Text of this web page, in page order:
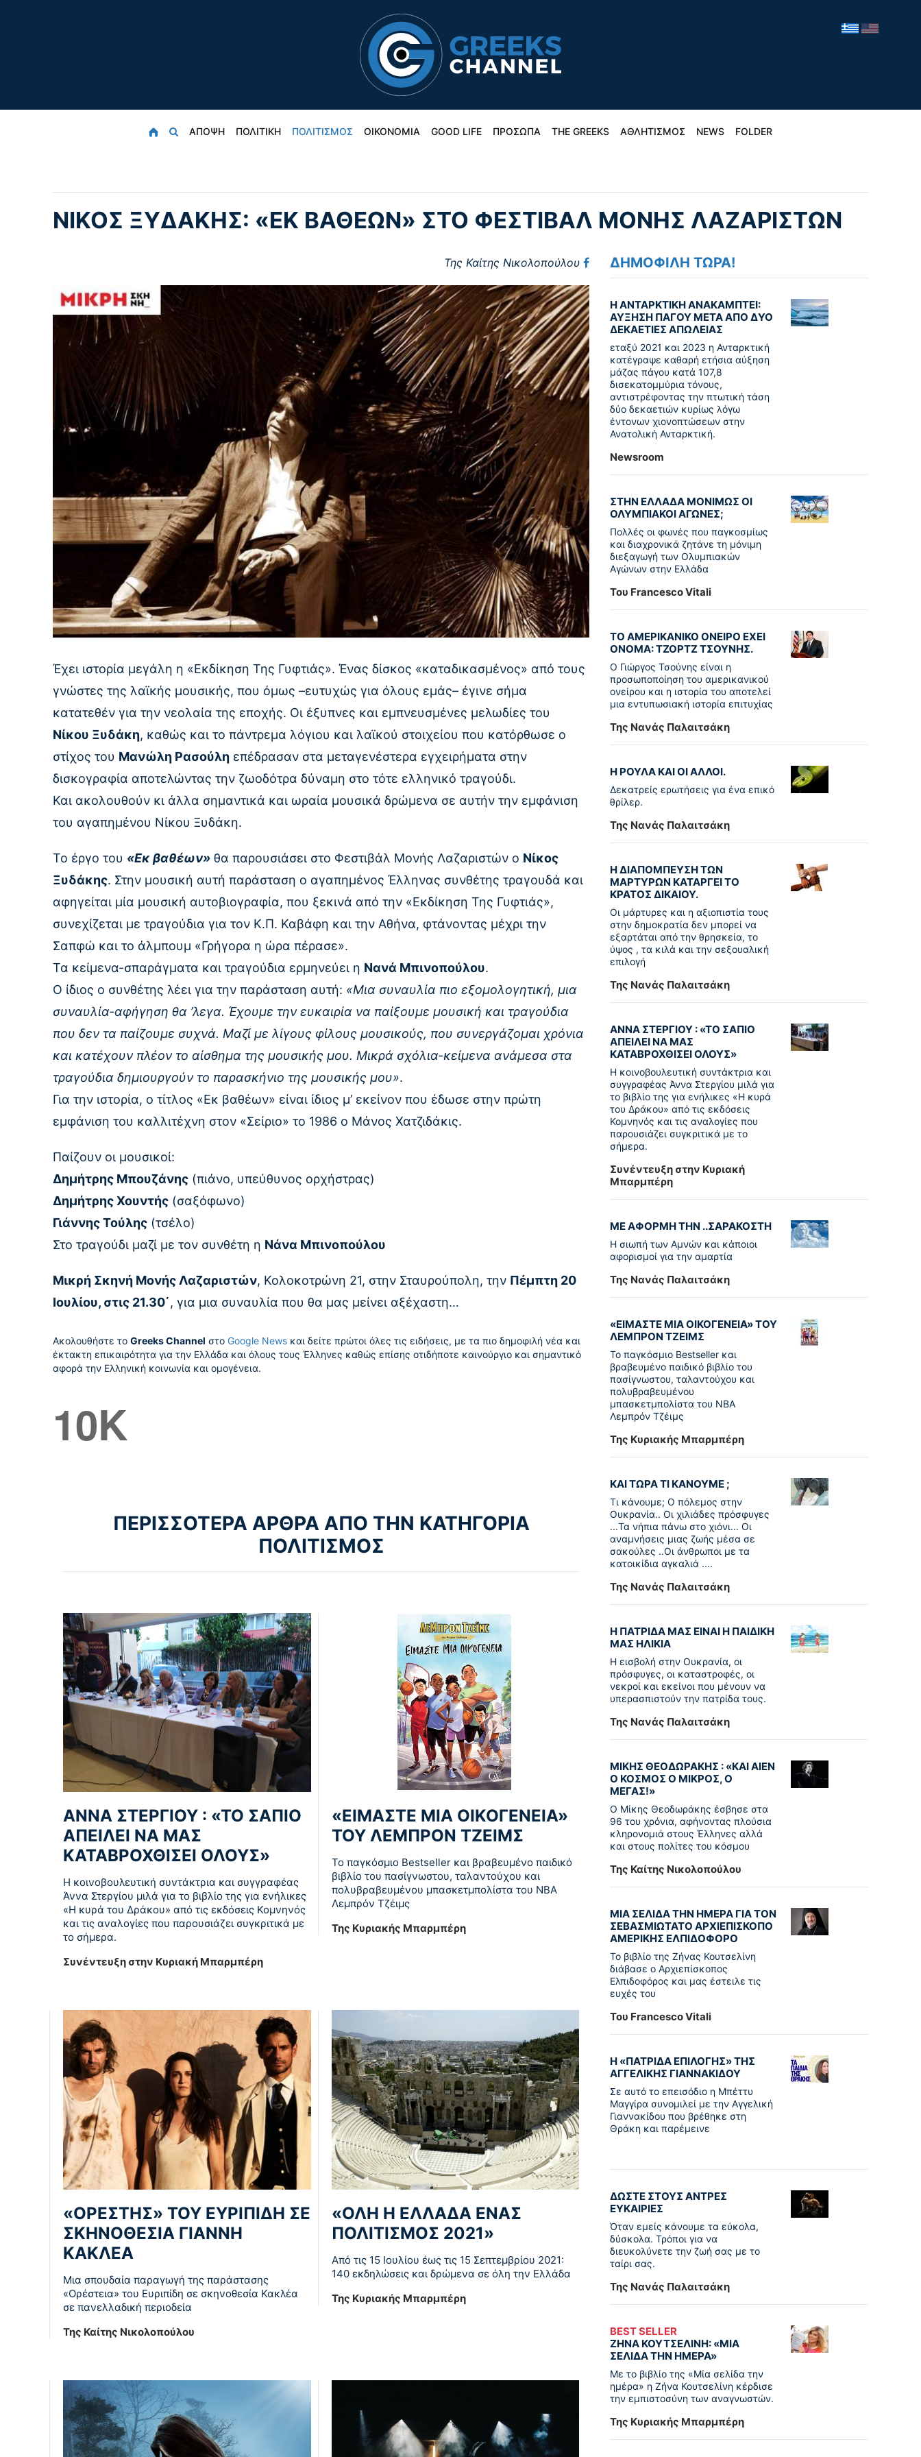
ΑΠΟΨΗ ΠΟΛΙΤΙΚΗ ΠΟΛΙΤΙΣΜΟΣ ΟΙΚΟΝΟΜΙΑ GOOD LIFE ΠΡΟΣΩΠΑ THE GREEKS ΑΘΛΗΤΙΣΜΟΣ NEWS FOLDER
ΝΊΚΟΣ ΞΥΔΆΚΗΣ: «ΕΚ ΒΑΘΈΩΝ» ΣΤΟ ΦΕΣΤΙΒΆΛ ΜΟΝΉΣ ΛΑΖΑΡΙΣΤΏΝ
Της Καίτης Νικολοπούλου
Έχει ιστορία μεγάλη η «Εκδίκηση Της Γυφτιάς». Ένας δίσκος «καταδικασμένος» από τους
γνώστες της λαϊκής μουσικής, που όμως –ευτυχώς για όλους εμάς– έγινε σήμα
κατατεθέν για την νεολαία της εποχής. Οι έξυπνες και εμπνευσμένες μελωδίες του
Νίκου Ξυδάκη, καθώς και το πάντρεμα λόγιου και λαϊκού στοιχείου που κατόρθωσε ο
στίχος του Μανώλη Ρασούλη επέδρασαν στα μεταγενέστερα εγχειρήματα στην
δισκογραφία αποτελώντας την ζωοδότρα δύναμη στο τότε ελληνικό τραγούδι.
Και ακολουθούν κι άλλα σημαντικά και ωραία μουσικά δρώμενα σε αυτήν την εμφάνιση
του αγαπημένου Νίκου Ξυδάκη.
Το έργο του «Εκ βαθέων» θα παρουσιάσει στο Φεστιβάλ Μονής Λαζαριστών ο Νίκος
Ξυδάκης. Στην μουσική αυτή παράσταση ο αγαπημένος Έλληνας συνθέτης τραγουδά και
αφηγείται μία μουσική αυτοβιογραφία, που ξεκινά από την «Εκδίκηση Της Γυφτιάς»,
συνεχίζεται με τραγούδια για τον Κ.Π. Καβάφη και την Αθήνα, φτάνοντας μέχρι την
Σαπφώ και το άλμπουμ «Γρήγορα η ώρα πέρασε».
Τα κείμενα-σπαράγματα και τραγούδια ερμηνεύει η Νανά Μπινοπούλου.
Ο ίδιος ο συνθέτης λέει για την παράσταση αυτή: «Mια συναυλία πιο εξομολογητική, μια
συναυλία-αφήγηση θα ’λεγα. Έχουμε την ευκαιρία να παίξουμε μουσική και τραγούδια
που δεν τα παίζουμε συχνά. Μαζί με λίγους φίλους μουσικούς, που συνεργάζομαι χρόνια
και κατέχουν πλέον το αίσθημα της μουσικής μου. Μικρά σχόλια-κείμενα ανάμεσα στα
τραγούδια δημιουργούν το παρασκήνιο της μουσικής μου».
Για την ιστορία, ο τίτλος «Εκ βαθέων» είναι ίδιος μ’ εκείνον που έδωσε στην πρώτη
εμφάνιση του καλλιτέχνη στον «Σείριο» το 1986 ο Μάνος Χατζιδάκις.
Παίζουν οι μουσικοί:
Δημήτρης Μπουζάνης (πιάνο, υπεύθυνος ορχήστρας)
Δημήτρης Χουντής (σαξόφωνο)
Γιάννης Τούλης (τσέλο)
Στο τραγούδι μαζί με τον συνθέτη η Νάνα Μπινοπούλου
Μικρή Σκηνή Μονής Λαζαριστών, Κολοκοτρώνη 21, στην Σταυρούπολη, την Πέμπτη 20
Ιουλίου, στις 21.30΄, για μια συναυλία που θα μας μείνει αξέχαστη…
Ακολουθήστε το Greeks Channel στο Google News και δείτε πρώτοι όλες τις ειδήσεις, με τα πιο δημοφιλή νέα και
έκτακτη επικαιρότητα για την Ελλάδα και όλους τους Έλληνες καθώς επίσης οτιδήποτε καινούργιο και σημαντικό
αφορά την Ελληνική κοινωνία και ομογένεια.
10K
ΠΕΡΙΣΣΟΤΕΡΑ ΑΡΘΡΑ ΑΠΟ ΤΗΝ ΚΑΤΗΓΟΡΙΑ
ΠΟΛΙΤΙΣΜΟΣ
ΑΝΝΑ ΣΤΕΡΓΙΟΥ : «ΤΟ ΣΑΠΙΟ
ΑΠΕΙΛΕΙ ΝΑ ΜΑΣ
ΚΑΤΑΒΡΟΧΘΙΣΕΙ ΟΛΟΥΣ»
Η κοινοβουλευτική συντάκτρια και συγγραφέας
Άννα Στεργίου μιλά για το βιβλίο της για ενήλικες
«Η κυρά του Δράκου» από τις εκδόσεις Κομνηνός
και τις αναλογίες που παρουσιάζει συγκριτικά με
το σήμερα.
Συνέντευξη στην Κυριακή Μπαρμπέρη
«ΕΙΜΑΣΤΕ ΜΙΑ ΟΙΚΟΓΕΝΕΙΑ»
ΤΟΥ ΛΕΜΠΡΟΝ ΤΖΕΙΜΣ
To παγκόσµιο Bestseller και βραβευµένο παιδικό
βιβλίο του πασίγνωστου, ταλαντούχου και
πολυβραβευµένου µπασκετµπολίστα του NBA
Λεµπρόν Τζέιμς
Της Κυριακής Μπαρμπέρη
«ΟΡΕΣΤΗΣ» ΤΟΥ ΕΥΡΙΠΙΔΗ ΣΕ
ΣΚΗΝΟΘΕΣΙΑ ΓΙΑΝΝΗ
ΚΑΚΛΕΑ
Μια σπουδαία παραγωγή της παράστασης
«Ορέστεια» του Ευριπίδη σε σκηνοθεσία Κακλέα
σε πανελλαδική περιοδεία
Της Καίτης Νικολοπούλου
«ΟΛΗ Η ΕΛΛΑΔΑ ΕΝΑΣ
ΠΟΛΙΤΙΣΜΟΣ 2021»
Από τις 15 Ιουλίου έως τις 15 Σεπτεμβρίου 2021:
140 εκδηλώσεις και δρώμενα σε όλη την Ελλάδα
Της Κυριακής Μπαρμπέρη
ΔΗΜΟΦΙΛΗ ΤΩΡΑ!
Η ΑΝΤΑΡΚΤΙΚΗ ΑΝΑΚΑΜΠΤΕΙ:
ΑΥΞΗΣΗ ΠΑΓΟΥ ΜΕΤΑ ΑΠΟ ΔΥΟ
ΔΕΚΑΕΤΙΕΣ ΑΠΩΛΕΙΑΣ
εταξύ 2021 και 2023 η Ανταρκτική
κατέγραψε καθαρή ετήσια αύξηση
μάζας πάγου κατά 107,8
δισεκατομμύρια τόνους,
αντιστρέφοντας την πτωτική τάση
δύο δεκαετιών κυρίως λόγω
έντονων χιονοπτώσεων στην
Ανατολική Ανταρκτική.
Newsroom
ΣΤΗΝ ΕΛΛΑΔΑ ΜΟΝΙΜΩΣ ΟΙ
ΟΛΥΜΠΙΑΚΟΙ ΑΓΩΝΕΣ;
Πολλές οι φωνές που παγκοσμίως
και διαχρονικά ζητάνε τη μόνιμη
διεξαγωγή των Ολυμπιακών
Αγώνων στην Ελλάδα
Του Francesco Vitali
ΤΟ ΑΜΕΡΙΚΑΝΙΚΟ ΟΝΕΙΡΟ ΕΧΕΙ
ΟΝΟΜΑ: ΤΖΟΡΤΖ ΤΣΟΥΝΗΣ.
Ο Γιώργος Τσούνης είναι η
προσωποποίηση του αμερικανικού
ονείρου και η ιστορία του αποτελεί
μια εντυπωσιακή ιστορία επιτυχίας
Της Νανάς Παλαιτσάκη
Η ΡΟΥΛΑ ΚΑΙ ΟΙ ΑΛΛΟΙ.
Δεκατρείς ερωτήσεις για ένα επικό
θρίλερ.
Της Νανάς Παλαιτσάκη
Η ΔΙΑΠΟΜΠΕΥΣΗ ΤΩΝ
ΜΑΡΤΥΡΩΝ ΚΑΤΑΡΓΕΙ ΤΟ
ΚΡΑΤΟΣ ΔΙΚΑΙΟΥ.
Οι μάρτυρες και η αξιοπιστία τους
στην δημοκρατία δεν μπορεί να
εξαρτάται από την θρησκεία, το
ύψος , τα κιλά και την σεξουαλική
επιλογή
Της Νανάς Παλαιτσάκη
ΑΝΝΑ ΣΤΕΡΓΙΟΥ : «ΤΟ ΣΑΠΙΟ
ΑΠΕΙΛΕΙ ΝΑ ΜΑΣ
ΚΑΤΑΒΡΟΧΘΙΣΕΙ ΟΛΟΥΣ»
Η κοινοβουλευτική συντάκτρια και
συγγραφέας Άννα Στεργίου μιλά για
το βιβλίο της για ενήλικες «Η κυρά
του Δράκου» από τις εκδόσεις
Κομνηνός και τις αναλογίες που
παρουσιάζει συγκριτικά με το
σήμερα.
Συνέντευξη στην Κυριακή
Μπαρμπέρη
ΜΕ ΑΦΟΡΜΗ ΤΗΝ ..ΣΑΡΑΚΟΣΤΗ
Η σιωπή των Αμνών και κάποιοι
αφορισμοί για την αμαρτία
Της Νανάς Παλαιτσάκη
«ΕΙΜΑΣΤΕ ΜΙΑ ΟΙΚΟΓΕΝΕΙΑ» ΤΟΥ
ΛΕΜΠΡΟΝ ΤΖΕΙΜΣ
To παγκόσµιο Bestseller και
βραβευµένο παιδικό βιβλίο του
πασίγνωστου, ταλαντούχου και
πολυβραβευµένου
µπασκετµπολίστα του NBA
Λεµπρόν Τζέιμς
Της Κυριακής Μπαρμπέρη
ΚΑΙ ΤΩΡΑ ΤΙ ΚΑΝΟΥΜΕ ;
Τι κάνουμε; Ο πόλεμος στην
Ουκρανία.. Οι χιλιάδες πρόσφυγες
...Τα νήπια πάνω στο χιόνι... Οι
αναμνήσεις μιας ζωής μέσα σε
σακούλες ..Οι άνθρωποι με τα
κατοικίδια αγκαλιά ....
Της Νανάς Παλαιτσάκη
Η ΠΑΤΡΙΔΑ ΜΑΣ ΕΙΝΑΙ Η ΠΑΙΔΙΚΗ
ΜΑΣ ΗΛΙΚΙΑ
Η εισβολή στην Ουκρανία, οι
πρόσφυγες, οι καταστροφές, οι
νεκροί και εκείνοι που μένουν να
υπερασπιστούν την πατρίδα τους.
Της Νανάς Παλαιτσάκη
ΜΙΚΗΣ ΘΕΟΔΩΡΑΚΗΣ : «KAI ΑΙΕΝ
Ο ΚΟΣΜΟΣ Ο ΜΙΚΡΟΣ, Ο
ΜΕΓΑΣ!»
Ο Μίκης Θεοδωράκης έσβησε στα
96 του χρόνια, αφήνοντας πλούσια
κληρονομιά στους Έλληνες αλλά
και στους πολίτες του κόσμου
Της Καίτης Νικολοπούλου
ΜΙΑ ΣΕΛΙΔΑ ΤΗΝ ΗΜΕΡΑ ΓΙΑ ΤΟΝ
ΣΕΒΑΣΜΙΩΤΑΤΟ ΑΡΧΙΕΠΙΣΚΟΠΟ
ΑΜΕΡΙΚΗΣ ΕΛΠΙΔΟΦΟΡΟ
Το βιβλίο της Ζήνας Κουτσελίνη
διάβασε ο Αρχιεπίσκοπος
Ελπιδοφόρος και μας έστειλε τις
ευχές του
Του Francesco Vitali
Η «ΠΑΤΡΊΔΑ ΕΠΙΛΟΓΉΣ» ΤΗΣ
ΑΓΓΕΛΙΚΉΣ ΓΙΑΝΝΑΚΊΔΟΥ
Σε αυτό το επεισόδιο η Μπέττυ
Μαγγίρα συνομιλεί με την Αγγελική
Γιαννακίδου που βρέθηκε στη
Θράκη και παρέμεινε
ΔΩΣΤΕ ΣΤΟΥΣ ΑΝΤΡΕΣ
ΕΥΚΑΙΡΙΕΣ
Όταν εμείς κάνουμε τα εύκολα,
δύσκολα. Τρόποι για να
διευκολύνετε την ζωή σας με το
ταίρι σας.
Της Νανάς Παλαιτσάκη
BEST SELLER
ΖΗΝΑ ΚΟΥΤΣΕΛΙΝΗ: «ΜΙΑ
ΣΕΛΙΔΑ ΤΗΝ ΗΜΕΡΑ»
Με το βιβλίο της «Μία σελίδα την
ημέρα» η Ζήνα Κουτσελίνη κέρδισε
την εμπιστοσύνη των αναγνωστών.
Της Κυριακής Μπαρμπέρη